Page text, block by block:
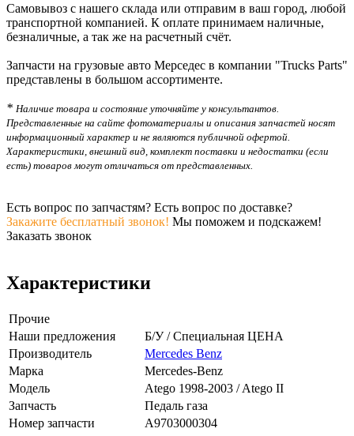
Самовывоз с нашего склада или отправим в ваш город, любой
транспортной компанией. К оплате принимаем наличные,
безналичные, а так же на расчетный счёт.
Запчасти на грузовые авто Мерседес в компании "Trucks Parts"
представлены в большом ассортименте.
* Наличие товара и состояние уточняйте у консультантов.
Представленные на сайте фотоматериалы и описания запчастей носят
информационный характер и не являются публичной офертой.
Характеристики, внешний вид, комплект поставки и недостатки (если
есть) товаров могут отличаться от представленных.
Есть вопрос по запчастям? Есть вопрос по доставке?
Закажите бесплатный звонок! Мы поможем и подскажем!
Заказать звонок
Характеристики
Прочие
Наши предложения
Б/У / Специальная ЦЕНА
Производитель
Mercedes Benz
Марка
Mercedes-Benz
Модель
Atego 1998-2003 / Atego II
Запчасть
Педаль газа
Номер запчасти
A9703000304